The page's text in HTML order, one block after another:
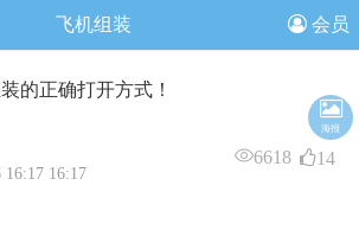
飞机组装 会员
的正确打开方式！
16:17 16:17
6618 14
海报